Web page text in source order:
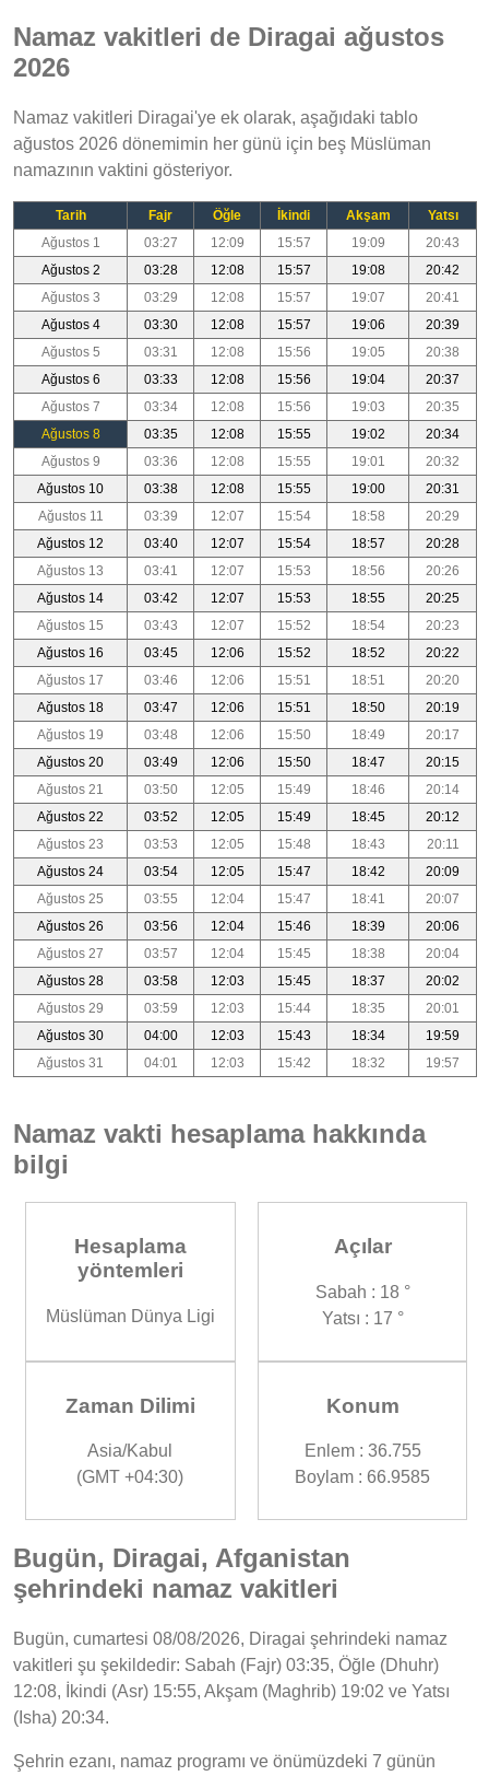
Namaz vakitleri de Diragai ağustos
2026
Namaz vakitleri Diragai'ye ek olarak, aşağıdaki tablo
ağustos 2026 dönemimin her günü için beş Müslüman
namazının vaktini gösteriyor.
Tarih Fajr Öğle İkindi Akşam
Yatsı
Ağustos 1
03:27 12:09 15:57 19:09
20:43
Ağustos 2
03:28 12:08 15:57 19:08
20:42
Ağustos 3
03:29 12:08 15:57 19:07
20:41
Ağustos 4
03:30 12:08 15:57 19:06
20:39
Ağustos 5
03:31 12:08 15:56 19:05
20:38
Ağustos 6
03:33 12:08 15:56 19:04
20:37
Ağustos 7
03:34 12:08 15:56 19:03
20:35
Ağustos 8
03:35 12:08 15:55 19:02
20:34
Ağustos 9
03:36 12:08 15:55 19:01
20:32
Ağustos 10
03:38 12:08 15:55 19:00
20:31
Ağustos 11
03:39 12:07 15:54 18:58
20:29
Ağustos 12
03:40 12:07 15:54 18:57
20:28
Ağustos 13
03:41 12:07 15:53 18:56
20:26
Ağustos 14
03:42 12:07 15:53 18:55
20:25
Ağustos 15
03:43 12:07 15:52 18:54
20:23
Ağustos 16
03:45 12:06 15:52 18:52
20:22
Ağustos 17
03:46 12:06 15:51 18:51
20:20
Ağustos 18
03:47 12:06 15:51 18:50
20:19
Ağustos 19
03:48 12:06 15:50 18:49
20:17
Ağustos 20
03:49 12:06 15:50 18:47
20:15
Ağustos 21
03:50 12:05 15:49 18:46
20:14
Ağustos 22
03:52 12:05 15:49 18:45
20:12
Ağustos 23
03:53 12:05 15:48 18:43
20:11
Ağustos 24
03:54 12:05 15:47 18:42
20:09
Ağustos 25
03:55 12:04 15:47 18:41
20:07
Ağustos 26
03:56 12:04 15:46 18:39
20:06
Ağustos 27
03:57 12:04 15:45 18:38
20:04
Ağustos 28
03:58 12:03 15:45 18:37
20:02
Ağustos 29
03:59 12:03 15:44 18:35
20:01
Ağustos 30
04:00 12:03 15:43 18:34
19:59
Ağustos 31
04:01 12:03 15:42 18:32 19:57
Namaz vakti hesaplama hakkında
bilgi
Hesaplama
yöntemleri
Müslüman Dünya Ligi
Açılar
Sabah : 18 °
Yatsı : 17 °
Zaman Dilimi
Asia/Kabul
(GMT +04:30)
Konum
Enlem : 36.755
Boylam : 66.9585
Bugün, Diragai, Afganistan
şehrindeki namaz vakitleri
Bugün, cumartesi 08/08/2026, Diragai şehrindeki namaz
vakitleri şu şekildedir: Sabah (Fajr) 03:35, Öğle (Dhuhr)
12:08, İkindi (Asr) 15:55, Akşam (Maghrib) 19:02 ve Yatsı
(Isha) 20:34.
Şehrin ezanı, namaz programı ve önümüzdeki 7 günün